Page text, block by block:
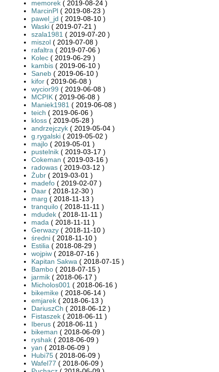
memorek ( 2019-08-24 )
MarcinPl ( 2019-08-23 )
pawel_jd ( 2019-08-10 )
Waski ( 2019-07-21 )
szala1981 ( 2019-07-20 )
miszol ( 2019-07-08 )
rafaltra ( 2019-07-06 )
Kolec ( 2019-06-29 )
kambis ( 2019-06-10 )
Saneb ( 2019-06-10 )
kifor ( 2019-06-08 )
wycior99 ( 2019-06-08 )
MCPIK ( 2019-06-08 )
Maniek1981 ( 2019-06-08 )
teich ( 2019-06-06 )
kloss ( 2019-05-28 )
andrzejczyk ( 2019-05-04 )
g.rygalski ( 2019-05-02 )
majlo ( 2019-05-01 )
pustelnik ( 2019-03-17 )
Cokeman ( 2019-03-16 )
radowas ( 2019-03-12 )
Żubr ( 2019-03-01 )
madefo ( 2019-02-07 )
Daar ( 2018-12-30 )
marg ( 2018-11-13 )
tranquilo ( 2018-11-11 )
mdudek ( 2018-11-11 )
mada ( 2018-11-11 )
Gerwazy ( 2018-11-10 )
średni ( 2018-11-10 )
Estilia ( 2018-08-29 )
wojpiw ( 2018-07-16 )
Kapitan Sakwa ( 2018-07-15 )
Bambo ( 2018-07-15 )
jarmik ( 2018-06-17 )
Micholos001 ( 2018-06-16 )
bikemike ( 2018-06-14 )
emjarek ( 2018-06-13 )
DariuszCh ( 2018-06-12 )
Fistaszek ( 2018-06-11 )
Iberus ( 2018-06-11 )
bikeman ( 2018-06-09 )
ryshak ( 2018-06-09 )
yan ( 2018-06-09 )
Hubi75 ( 2018-06-09 )
Wafel77 ( 2018-06-09 )